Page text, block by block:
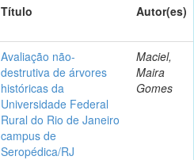
Título Autor(es)
Avaliação não-
destrutiva de árvores
históricas da
Universidade Federal
Rural do Rio de Janeiro
campus de
Seropédica/RJ
Maciel,
Maira
Gomes